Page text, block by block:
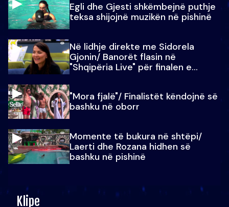
Egli dhe Gjesti shkëmbejnë puthje
teksa shijojnë muzikën në pishinë
Në lidhje direkte me Sidorela
Gjonin/ Banorët flasin në
"Shqipëria Live" për finalen e
"Mora fjalë"/ Finalistët këndojnë së
bashku në oborr
Momente të bukura në shtëpi/
Laerti dhe Rozana hidhen së
bashku në pishinë
Klipe